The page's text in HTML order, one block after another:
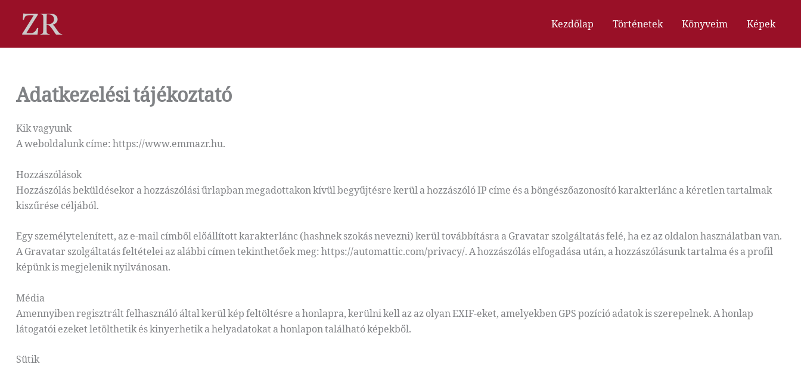
content
Kezdőlap Történetek Könyveim Képek
Adatkezelési tájékoztató
Kik vagyunk
A weboldalunk címe: https://www.emmazr.hu.
Hozzászólások
Hozzászólás beküldésekor a hozzászólási űrlapban megadottakon kívül begyűjtésre kerül a hozzászóló IP címe és a böngészőazonosító karakterlánc a kéretlen tartalmak
kiszűrése céljából.
Egy személytelenített, az e-mail címből előállított karakterlánc (hashnek szokás nevezni) kerül továbbításra a Gravatar szolgáltatás felé, ha ez az oldalon használatban van.
A Gravatar szolgáltatás feltételei az alábbi címen tekinthetőek meg: https://automattic.com/privacy/. A hozzászólás elfogadása után, a hozzászólásunk tartalma és a profil
képünk is megjelenik nyilvánosan.
Média
Amennyiben regisztrált felhasználó által kerül kép feltöltésre a honlapra, kerülni kell az az olyan EXIF-eket, amelyekben GPS pozíció adatok is szerepelnek. A honlap
látogatói ezeket letölthetik és kinyerhetik a helyadatokat a honlapon található képekből.
Sütik